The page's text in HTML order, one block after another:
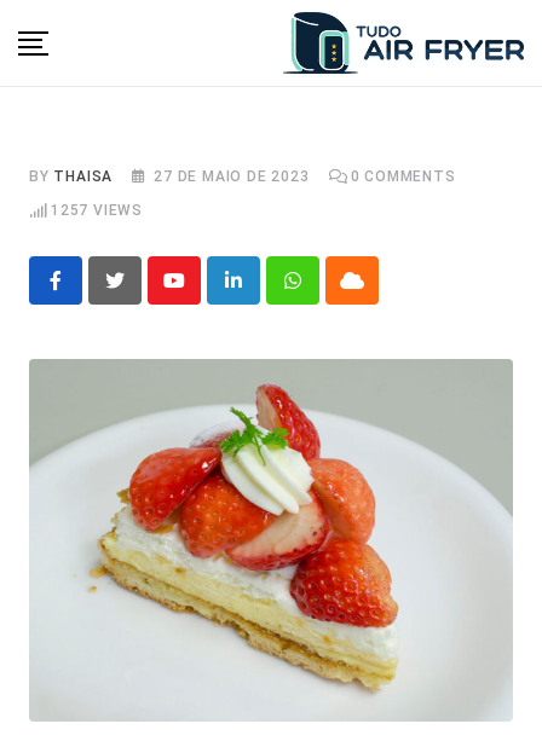
BY THAISA 27 DE MAIO DE 2023 0 COMMENTS
1257 VIEWS
YoutubeLinkedInWhatsappCloud